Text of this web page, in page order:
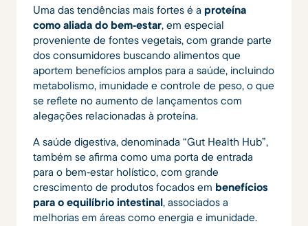
Uma das tendências mais fortes é a proteína
como aliada do bem‑estar, em especial
proveniente de fontes vegetais, com grande parte
dos consumidores buscando alimentos que
aportem benefícios amplos para a saúde, incluindo
metabolismo, imunidade e controle de peso, o que
se reflete no aumento de lançamentos com
alegações relacionadas à proteína.
A saúde digestiva, denominada “Gut Health Hub”,
também se afirma como uma porta de entrada
para o bem‑estar holístico, com grande
crescimento de produtos focados em benefícios
para o equilíbrio intestinal, associados a
melhorias em áreas como energia e imunidade.